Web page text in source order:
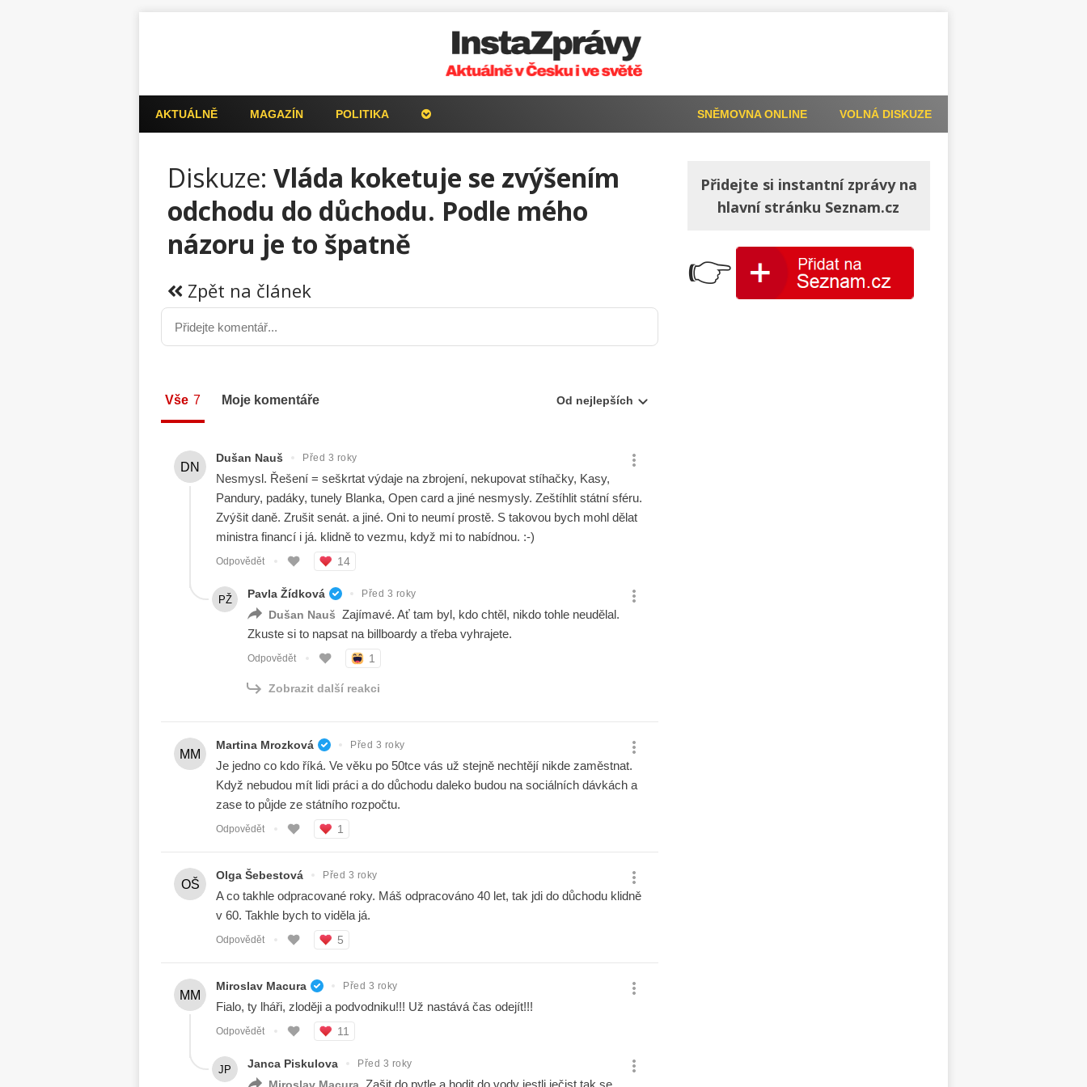
AKTUÁLNĚ MAGAZÍN POLITIKA VOLNÁ DISKUZE
SNĚMOVNA ONLINE
Diskuze: Vláda koketuje se zvýšením
odchodu do důchodu. Podle mého
názoru je to špatně
Zpět na článek
Přidejte si instantní zprávy na
hlavní stránku Seznam.cz
👉